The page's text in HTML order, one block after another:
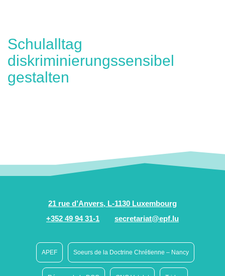
Schulalltag
diskriminierungssensibel
gestalten
21 rue d’Anvers, L-1130 Luxembourg
+352 49 94 31-1
secretariat@epf.lu
APEF Soeurs de la Doctrine Chrétienne – Nancy